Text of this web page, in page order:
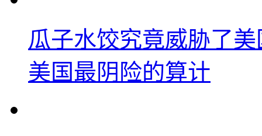
瓜子水饺究竟威胁了
美国最阴险的算计